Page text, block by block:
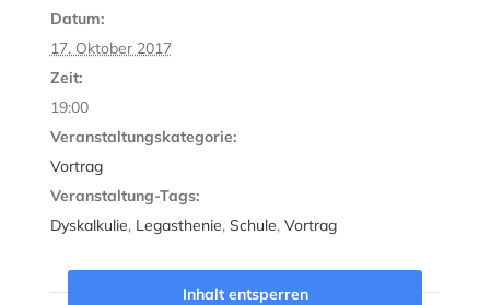
Datum:
17. Oktober 2017
Zeit:
19:00
Veranstaltungskategorie:
Vortrag
Veranstaltung-Tags:
Dyskalkulie, Legasthenie, Schule, Vortrag
Inhalt entsperren